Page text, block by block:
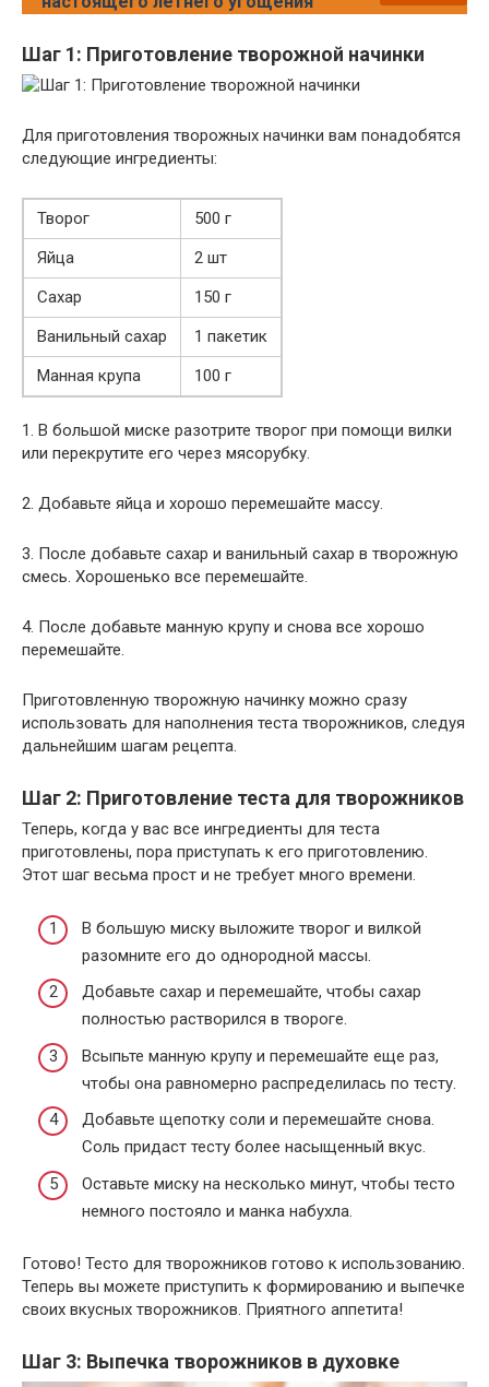
Шаг 1: Приготовление творожной начинки
Для приготовления творожных начинки вам понадобятся
следующие ингредиенты:
Творог
500 г
Яйца
2 шт
Сахар
150 г
Ванильный сахар
1 пакетик
Манная крупа
100 г
1. В большой миске разотрите творог при помощи вилки
или перекрутите его через мясорубку.
2. Добавьте яйца и хорошо перемешайте массу.
3. После добавьте сахар и ванильный сахар в творожную
смесь. Хорошенько все перемешайте.
4. После добавьте манную крупу и снова все хорошо
перемешайте.
Приготовленную творожную начинку можно сразу
использовать для наполнения теста творожников, следуя
дальнейшим шагам рецепта.
Шаг 2: Приготовление теста для творожников
Теперь, когда у вас все ингредиенты для теста
приготовлены, пора приступать к его приготовлению.
Этот шаг весьма прост и не требует много времени.
В большую миску выложите творог и вилкой
разомните его до однородной массы.
Добавьте сахар и перемешайте, чтобы сахар
полностью растворился в твороге.
Всыпьте манную крупу и перемешайте еще раз,
чтобы она равномерно распределилась по тесту.
Добавьте щепотку соли и перемешайте снова.
Соль придаст тесту более насыщенный вкус.
Оставьте миску на несколько минут, чтобы тесто
немного постояло и манка набухла.
Готово! Тесто для творожников готово к использованию.
Теперь вы можете приступить к формированию и выпечке
своих вкусных творожников. Приятного аппетита!
Шаг 3: Выпечка творожников в духовке